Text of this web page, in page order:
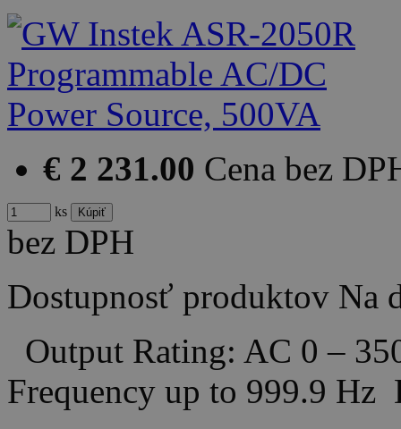
€ 2 231.00 Cena bez
ks
bez DPH
Dostupnosť produktov Na
Output Rating: AC 0 –
Frequency up to 999.9